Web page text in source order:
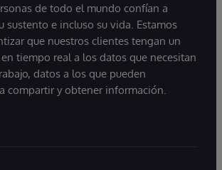
acceso a información fiable,
preparada para su uso
de todo el mundo confían a
sustento e incluso su vida. Estamos
que nuestros clientes tengan un
tiempo real a los datos que necesitan
datos a los que pueden
compartir y obtener información.